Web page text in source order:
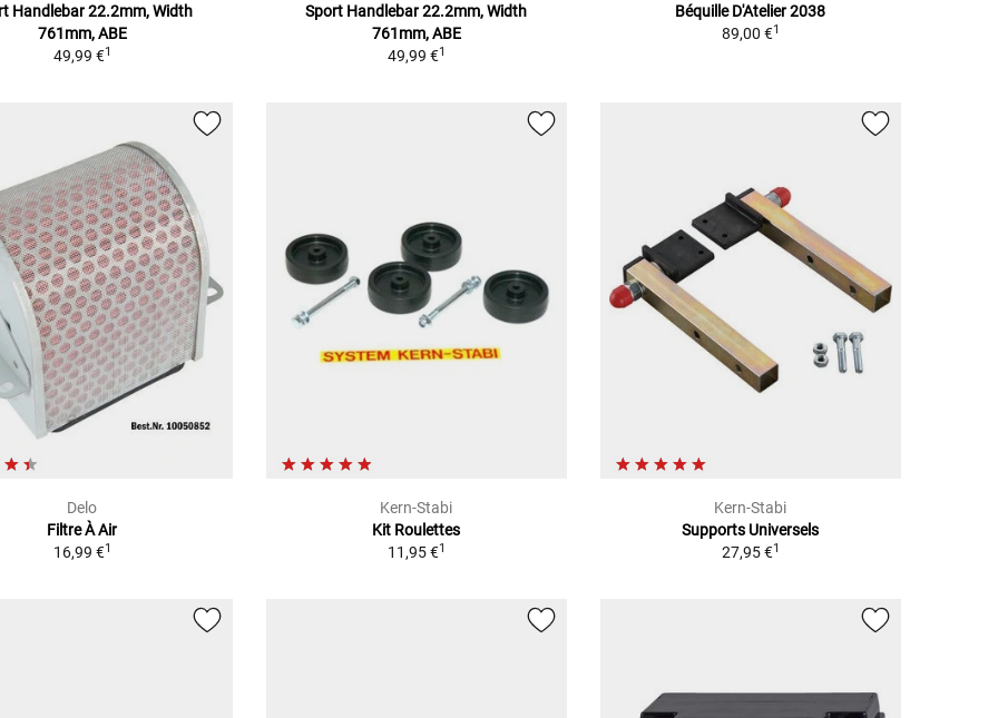
Handlebar 22.2mm, Width
761mm, ABE
49,99 €1
Sport Handlebar 22.2mm, Width
761mm, ABE
49,99 €1
Béquille D'Atelier 2038
89,00 €1
Delo
Filtre À Air
16,99 €1
Kern-Stabi
Kit Roulettes
11,95 €1
Kern-Stabi
Supports Universels
27,95 €1